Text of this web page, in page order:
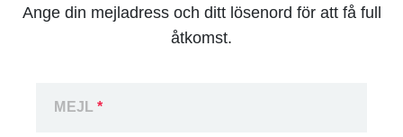
Ange din mejladress och ditt lösenord för att få full
åtkomst.
MEJL*